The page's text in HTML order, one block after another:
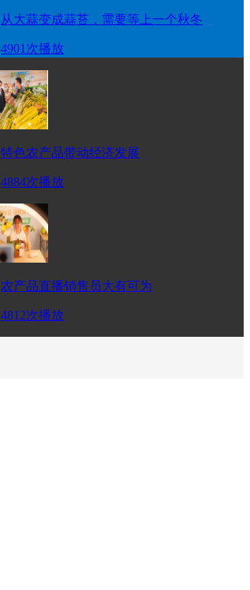
从大蒜变成蒜苔，需要等上一个秋冬
4901次播放
特色农产品带动经济发展
4884次播放
农产品直播销售员大有可为
4812次播放